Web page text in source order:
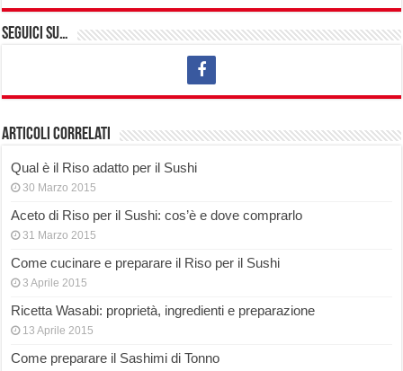
Seguici su…
Articoli correlati
Qual è il Riso adatto per il Sushi
30 Marzo 2015
Aceto di Riso per il Sushi: cos’è e dove comprarlo
31 Marzo 2015
Come cucinare e preparare il Riso per il Sushi
3 Aprile 2015
Ricetta Wasabi: proprietà, ingredienti e preparazione
13 Aprile 2015
Come preparare il Sashimi di Tonno